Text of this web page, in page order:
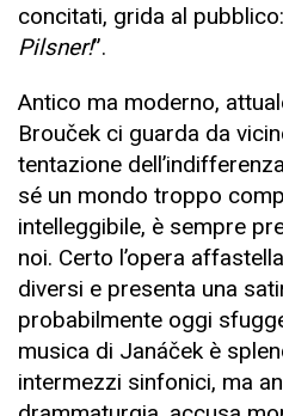
concitati, grida al
Pilsner!”.
Antico ma moderno,
Brouček ci guarda da
tentazione
sé un mondo troppo
intelleggibile, è sempre
noi. Certo l’opera
diversi e presenta una
probabilmente oggi
musica di Janáček è
intermezzi sinfonici, ma